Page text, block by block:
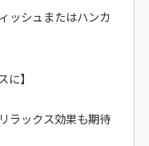
ッシュまたはハンカ
に】
ラックス効果も期待